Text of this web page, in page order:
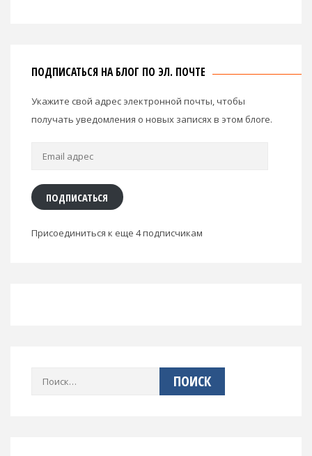
ПОДПИСАТЬСЯ НА БЛОГ ПО ЭЛ. ПОЧТЕ
Укажите свой адрес электронной почты, чтобы
получать уведомления о новых записях в этом блоге.
Email
ПОДПИСАТЬСЯ
Присоединиться к еще 4 подписчикам
Найти: